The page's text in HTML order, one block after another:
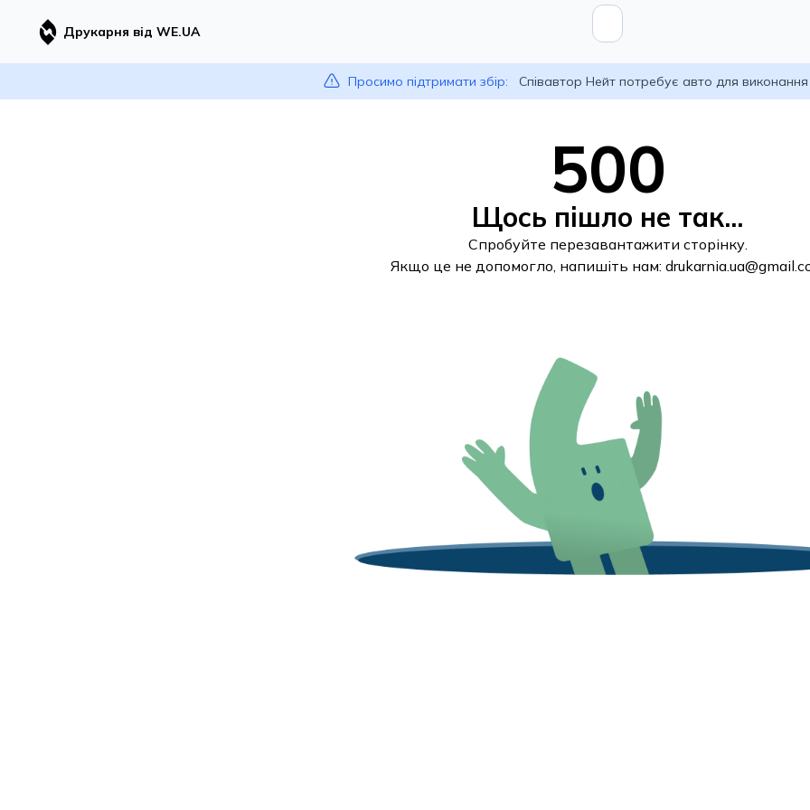
Друкарня від WE.UA
Просимо підтримати збір: Співавтор Нейт потребує авто для
500
Щось пішло не так...
Спробуйте перезавантажити сторінку.
Якщо це не допомогло, напишіть нам: